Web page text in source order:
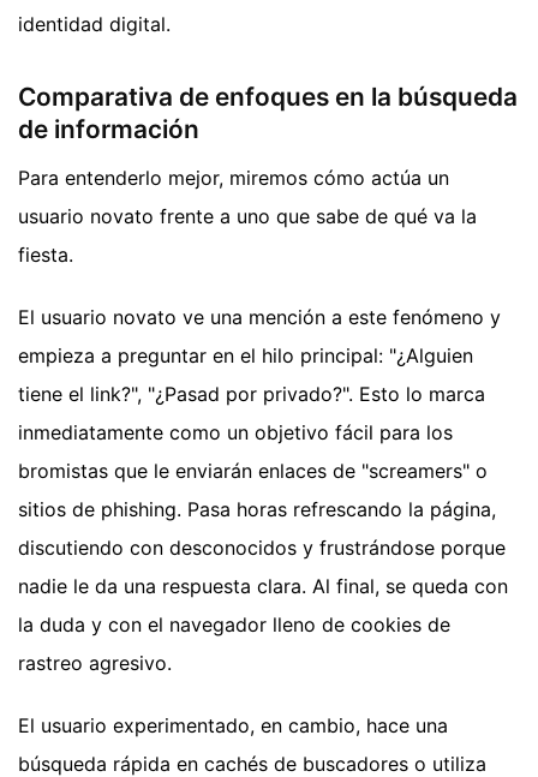
identidad digital.
Comparativa de enfoques en la búsqueda
de información
Para entenderlo mejor, miremos cómo actúa un
usuario novato frente a uno que sabe de qué va la
fiesta.
El usuario novato ve una mención a este fenómeno y
empieza a preguntar en el hilo principal: "¿Alguien
tiene el link?", "¿Pasad por privado?". Esto lo marca
inmediatamente como un objetivo fácil para los
bromistas que le enviarán enlaces de "screamers" o
sitios de phishing. Pasa horas refrescando la página,
discutiendo con desconocidos y frustrándose porque
nadie le da una respuesta clara. Al final, se queda con
la duda y con el navegador lleno de cookies de
rastreo agresivo.
El usuario experimentado, en cambio, hace una
búsqueda rápida en cachés de buscadores o utiliza